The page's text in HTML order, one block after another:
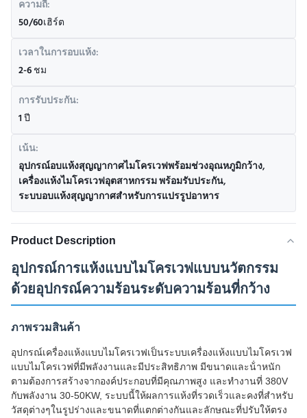
ความถี่:
50/60เฮิร์ต
เวลาในการอบแห้ง:
2-6 ชม
การรับประกัน:
1 ปี
เน้น:
อุปกรณ์อบแห้งสุญญากาศไมโครเวฟพร้อมช่วงอุณหภูมิกว้าง,
เครื่องแห้งไมโครเวฟอุตสาหกรรม พร้อมรับประกัน,
ระบบอบแห้งสุญญากาศสำหรับการแปรรูปอาหาร
Product Description
อุปกรณ์การแห้งแบบไมโครเวฟแบบนวัตกรรม
ด้วยอุปกรณ์ความร้อนระดับความร้อนที่กว้าง
ภาพรวมสินค้า
อุปกรณ์เครื่องแห้งแบบไมโครเวฟเป็นระบบเครื่องแห้งแบบไมโครเวฟ
แบบไมโครเวฟที่มีพลังงานและมีประสิทธิภาพ มีขนาดและน้ําหนัก
ตามต้องการสร้างจากองค์ประกอบที่มีคุณภาพสูง และทํางานที่ 380V
กับพลังงาน 30-50KW, ระบบนี้ให้ผลการแห้งที่รวดเร็วและคงที่สําหรับ
วัสดุต่างๆในรูปร่างและขนาดที่แตกต่างกันและลักษณะที่ปรับให้ตรง